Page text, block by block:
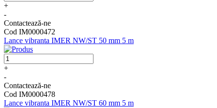
+
-
Contactează-ne
Cod IM0000472
Lance vibranta IMER NW/ST 50 mm 5 m
+
-
Contactează-ne
Cod IM0000478
Lance vibranta IMER NW/ST 60 mm 5 m